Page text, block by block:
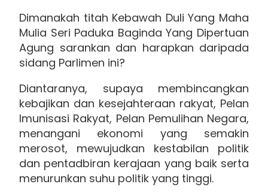
Dimanakah titah Kebawah Duli Yang Maha
Mulia Seri Paduka Baginda Yang Dipertuan
Agung sarankan dan harapkan daripada
sidang Parlimen ini?
Diantaranya, supaya membincangkan
kebajikan dan kesejahteraan rakyat, Pelan
Imunisasi Rakyat, Pelan Pemulihan Negara,
menangani ekonomi yang semakin
merosot, mewujudkan kestabilan politik
dan pentadbiran kerajaan yang baik serta
menurunkan suhu politik yang tinggi.